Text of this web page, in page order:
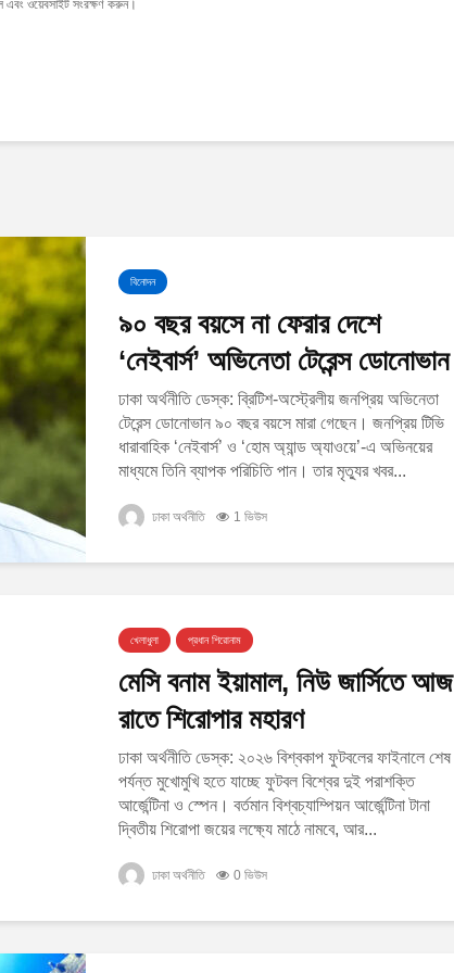
এবং ওয়েবসাইট সংরক্ষণ করুন।
বিনোদন
৯০ বছর বয়সে না ফেরার দেশে
‘নেইবার্স’ অভিনেতা টেরেন্স ডোনোভান
ঢাকা অর্থনীতি ডেস্ক: ব্রিটিশ-অস্ট্রেলীয় জনপ্রিয় অভিনেতা
টেরেন্স ডোনোভান ৯০ বছর বয়সে মারা গেছেন। জনপ্রিয় টিভি
ধারাবাহিক ‘নেইবার্স’ ও ‘হোম অ্যান্ড অ্যাওয়ে’-এ অভিনয়ের
মাধ্যমে তিনি ব্যাপক পরিচিতি পান। তার মৃত্যুর খবর...
ঢাকা অর্থনীতি 1 ভিউস
খেলাধুলা প্রধান শিরোনাম
মেসি বনাম ইয়ামাল, নিউ জার্সিতে আজ
রাতে শিরোপার মহারণ
ঢাকা অর্থনীতি ডেস্ক: ২০২৬ বিশ্বকাপ ফুটবলের ফাইনালে শেষ
পর্যন্ত মুখোমুখি হতে যাচ্ছে ফুটবল বিশ্বের দুই পরাশক্তি
আর্জেন্টিনা ও স্পেন। বর্তমান বিশ্বচ্যাম্পিয়ন আর্জেন্টিনা টানা
দ্বিতীয় শিরোপা জয়ের লক্ষ্যে মাঠে নামবে, আর...
ঢাকা অর্থনীতি 0 ভিউস